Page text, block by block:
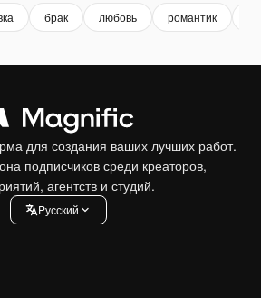
брак любовь романтик
для создания ваших лучших работ.
подписчиков среди креаторов,
агентств и студий.
Pусский